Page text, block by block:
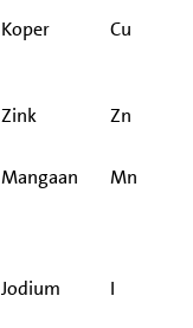
Koper
Cu
Zink Zn
Mangaan
Mn
Jodium I